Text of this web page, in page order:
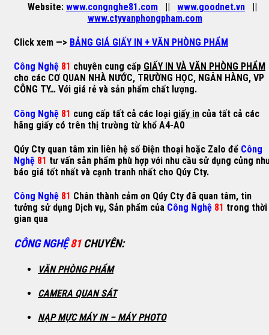
Website: www.congnghe81.com || www.goodnet.vn ||
www.ctyvanphongpham.com
Click xem —> BẢNG GIÁ GIẤY IN + VĂN PHÒNG PHẨM
Công Nghệ 81 chuyên cung cấp GIẤY IN VÀ VĂN PHÒNG PHẨM
cho các CƠ QUAN NHÀ NƯỚC, TRƯỜNG HỌC, NGÂN HÀNG, VP
CÔNG TY… Với giá rẻ và sản phẩm chất lượng.
Công Nghệ 81 cung cấp tất cả các loại giấy in của tất cả các
hãng giấy có trên thị trường từ khổ A4-A0
Qúy Cty quan tâm xin liên hệ số Điện thoại hoặc Zalo để Công
Nghệ 81 tư vấn sản phẩm phù hợp với nhu cầu sử dụng củng
báo giá tốt nhất và cạnh tranh nhất cho Qúy Cty.
Công Nghệ 81 Chân thành cảm ơn Qúy Cty đã quan tâm, tin
tưởng sử dụng Dịch vụ, Sản phẩm của Công Nghệ 81 trong thời
gian qua
CÔNG NGHỆ 81 CHUYÊN:
VĂN PHÒNG PHẨM
CAMERA QUAN SÁT
NẠP MỰC MÁY IN – MÁY PHOTO